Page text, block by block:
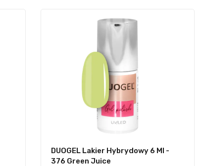
DUOGEL Lakier Hybrydowy 6 Ml -
376 Green Juice